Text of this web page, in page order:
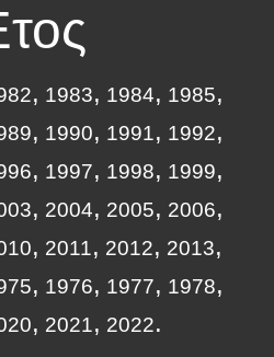
1983 1984
1985
1990 1991
1992
1997 1998
1999
2004 2005
2006
2011 2012
2013
1976 1977
1978
2021 2022